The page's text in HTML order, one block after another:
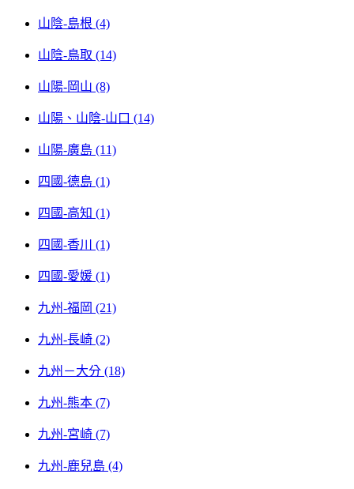
山陰-島根 (4)
山陰-鳥取 (14)
山陽-岡山 (8)
山陽、山陰-山口 (14)
山陽-廣島 (11)
四國-德島 (1)
四國-高知 (1)
四國-香川 (1)
四國-愛媛 (1)
九州-福岡 (21)
九州-長崎 (2)
九州－大分 (18)
九州-熊本 (7)
九州-宮崎 (7)
九州-鹿兒島 (4)